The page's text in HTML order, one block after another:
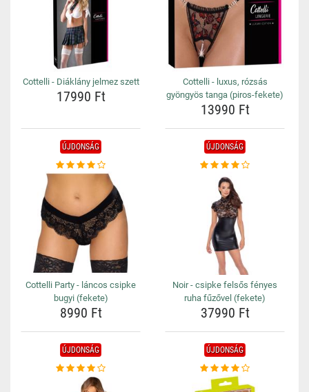
Cottelli - Diáklány jelmez szett
17990 Ft
Cottelli - luxus, rózsás
gyöngyös tanga (piros-fekete)
13990 Ft
ÚJDONSÁG
Cottelli Party - láncos csipke
bugyi (fekete)
8990 Ft
ÚJDONSÁG
Noir - csipke felsős fényes
ruha fűzővel (fekete)
37990 Ft
ÚJDONSÁG ÚJDONSÁG